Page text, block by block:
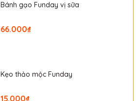
Bánh gạo Funday vị sữa
66.000₫
Kẹo thảo mộc Funday
15.000₫